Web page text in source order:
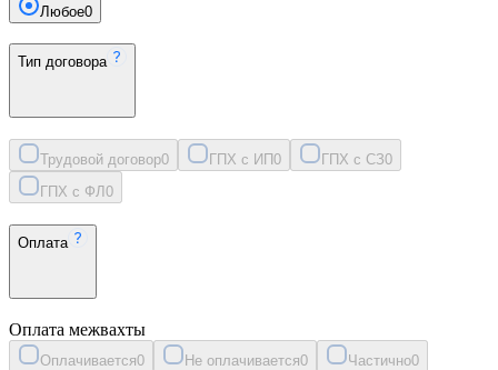
Любое0
Тип договора
Трудовой договор0 ГПХ с ИП0 ГПХ с СЗ0
ГПХ с ФЛ 0
Оплата
Оплата межвахты
Оплачивается0 Не оплачивается0 Частично0